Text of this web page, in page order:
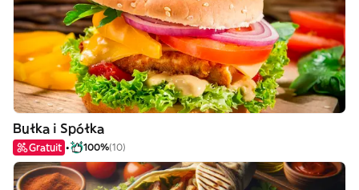
Bułka i Spółka
Gratuit 100%(10)